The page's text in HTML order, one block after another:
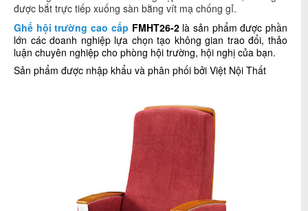
được bắt trực tiếp xuống sàn bằng vít mạ chống gỉ.
Ghế hội trường cao cấp FMHT26-2 là sản phẩm được phần
lớn các doanh nghiệp lựa chọn tạo không gian trao đổi, thảo
luận chuyên nghiệp cho phòng hội trường, hội nghị của bạn.
Sản phẩm được nhập khẩu và phân phối bởi Việt Nội Thất